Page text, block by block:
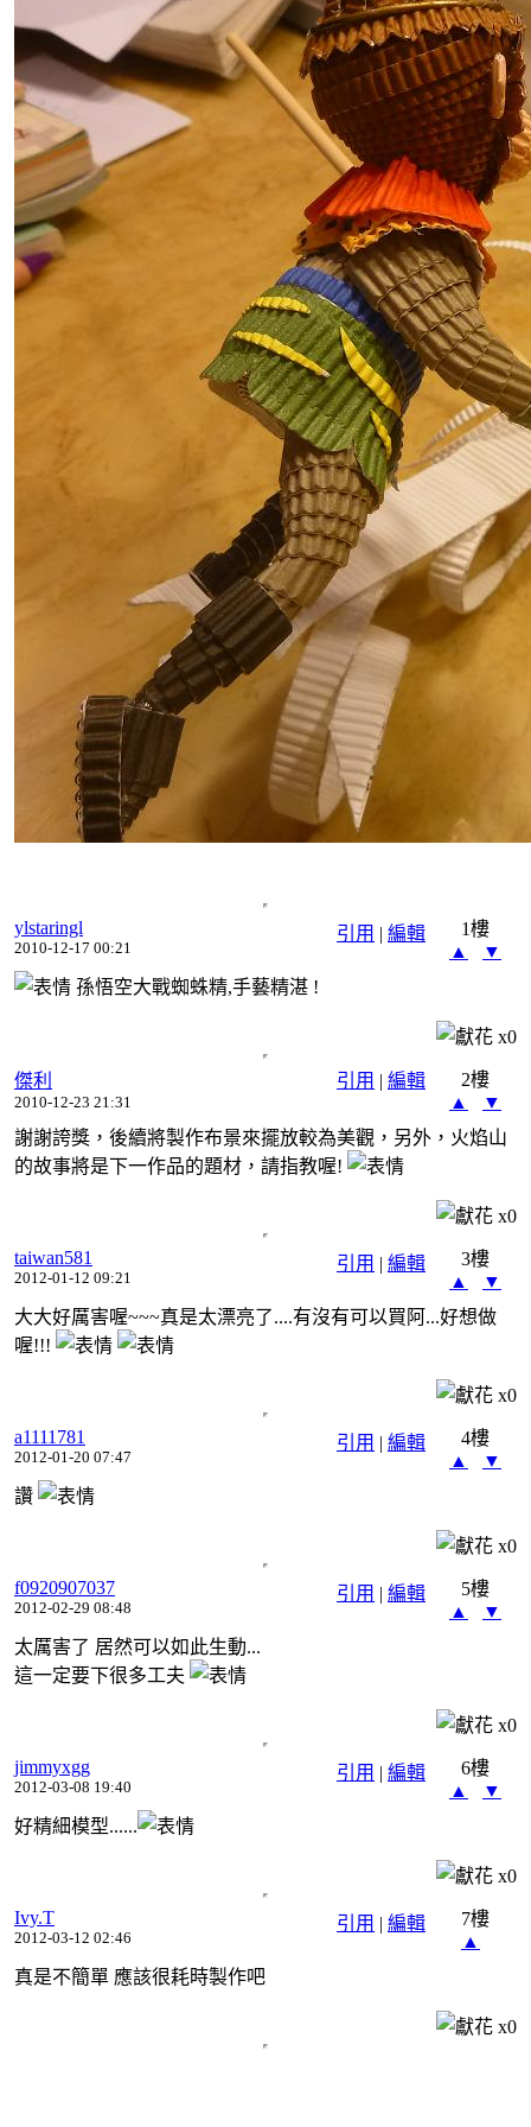
引用 | 編輯
ylstaringl
2010-12-17 00:21
1樓
▲
▼
孫悟空大戰蜘蛛精,手藝精湛 !
x0
引用 | 編輯
傑利
2010-12-23 21:31
2樓
▲
▼
謝謝誇獎，後續將製作布景來擺放較為美觀，另外，火焰山
的故事將是下一作品的題材，請指教喔!
x0
引用 | 編輯
taiwan581
2012-01-12 09:21
3樓
▲
▼
大大好厲害喔~~~真是太漂亮了....有沒有可以買阿...好想做
喔!!!
x0
引用 | 編輯
a1111781
2012-01-20 07:47
4樓
▲
▼
讚
x0
引用 | 編輯
f0920907037
2012-02-29 08:48
5樓
▲
▼
太厲害了 居然可以如此生動...
這一定要下很多工夫
x0
引用 | 編輯
jimmyxgg
2012-03-08 19:40
6樓
▲
▼
好精細模型......
x0
引用 | 編輯
Ivy.T
2012-03-12 02:46
7樓
▲
真是不簡單 應該很耗時製作吧
x0